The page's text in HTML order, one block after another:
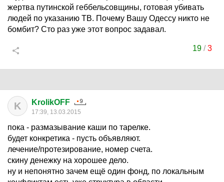
жертва путинской геббельсовщины, готовая убивать
людей по указанию ТВ. Почему Вашу Одессу никто не
бомбит? Сто раз уже этот вопрос задавал.
19 /3
K KrolikOFF
17:39, 13.03.2015
пока - размазывание каши по тарелке.
будет конкретика - пусть объявляют.
лечение/протезирование, номер счета.
скину денежку на хорошее дело.
ну и непонятно зачем ещё один фонд, по локальным